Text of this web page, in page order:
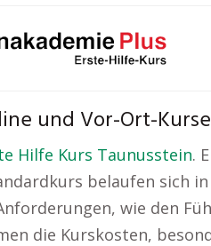
und Vor-Ort-
Hilfe Kurs Taunusstein.
belaufen sich
wie den
die Kurskosten,